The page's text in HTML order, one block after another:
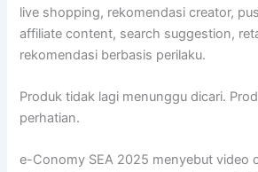
live shopping, rekomendasi creator,
affiliate content, search suggestion,
rekomendasi berbasis perilaku.
Produk tidak lagi menunggu dicari.
perhatian.
e-Conomy SEA 2025 menyebut video